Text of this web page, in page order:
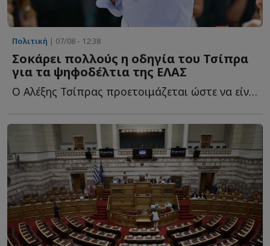
Πολιτική | 07/08 - 12:38
Σοκάρει πολλούς η οδηγία του Τσίπρα
για τα ψηφοδέλτια της ΕΛΑΣ
Ο Αλέξης Τσίπρας προετοιμάζεται ώστε να είναι έτοιμο ό...